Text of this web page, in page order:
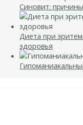
Синовит:
Диета при
здоровья